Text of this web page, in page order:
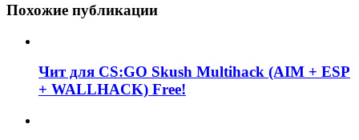
Похожие публикации
Чит для CS:GO Skush Multihack (AIM + ESP
+ WALLHACK) Free!